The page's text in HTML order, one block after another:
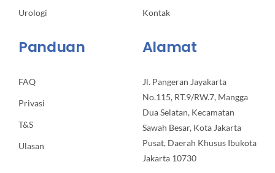
Urologi Kontak
Panduan
FAQ
Privasi
T&S
Ulasan
Alamat
Jl. Pangeran Jayakarta
No.115, RT.9/RW.7, Mangga
Dua Selatan, Kecamatan
Sawah Besar, Kota Jakarta
Pusat, Daerah Khusus Ibukota
Jakarta 10730